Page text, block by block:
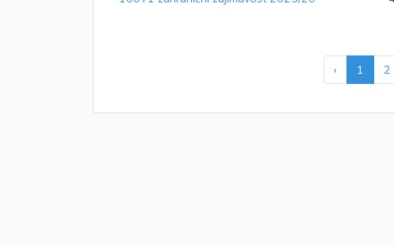
‹ 1 2